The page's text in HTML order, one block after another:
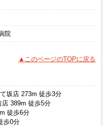
院
▲このページのTOPに戻る
坂店 273m 徒歩3分
389m 徒歩5分
徒歩6分
歩0分